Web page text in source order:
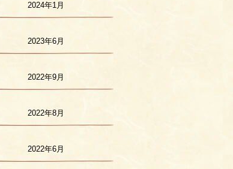
2024年1月
2023年6月
2022年9月
2022年8月
2022年6月